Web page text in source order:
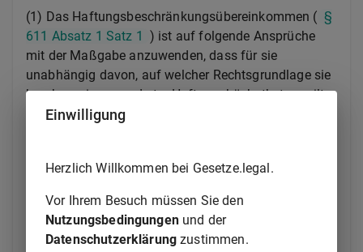
(1) Das Haftungsbeschränkungsübereinkommen ( §
611 Absatz 1 Satz 1 ) ist auf folgende Ansprüche
mit der Maßgabe anzuwenden, dass für sie
unabhängig davon, auf welcher Rechtsgrundlage sie
beruhen, ein gesonderter Haftungshöchstbetrag gilt:
Ansprüche auf Erstattung der Kosten für
Unschädlichmachung eines gesunkenen,
Schiffes, samt allem, was sich an Bord
eines solchen Schiffes befindet oder
befunden hat, und
Einwilligung
Herzlich Willkommen bei Gesetze.legal.
Vor Ihrem Besuch müssen Sie den
Nutzungsbedingungenund der
Datenschutzerklärung zustimmen.